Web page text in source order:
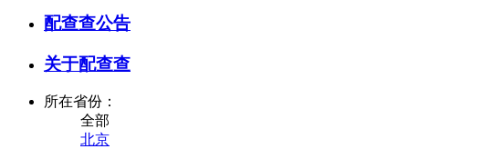
配查查公告
关于配查查
所在省份：
全部
北京